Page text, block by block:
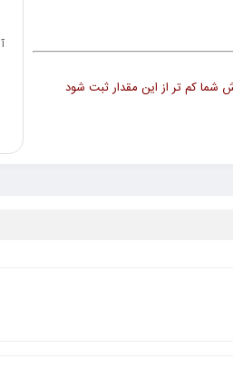
که سفارش شما کم تر از این مقدار ثبت شود